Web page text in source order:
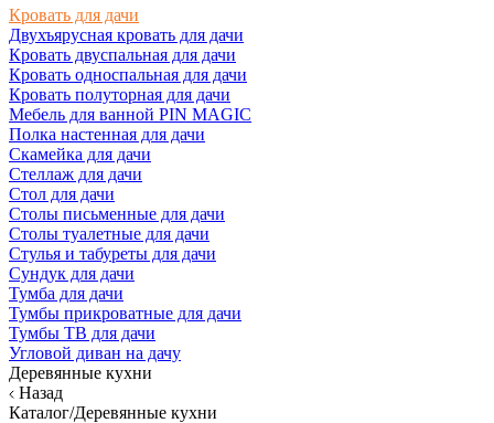
Кровать для дачи
Двухъярусная кровать для дачи
Кровать двуспальная для дачи
Кровать односпальная для дачи
Кровать полуторная для дачи
Мебель для ванной PIN MAGIC
Полка настенная для дачи
Скамейка для дачи
Стеллаж для дачи
Стол для дачи
Столы письменные для дачи
Столы туалетные для дачи
Стулья и табуреты для дачи
Сундук для дачи
Тумба для дачи
Тумбы прикроватные для дачи
Тумбы ТВ для дачи
Угловой диван на дачу
Деревянные кухни
Назад
Каталог/Деревянные кухни